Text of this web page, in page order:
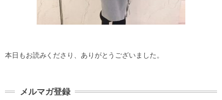
本日もお読みくださり、ありがとうございました。
メルマガ登録